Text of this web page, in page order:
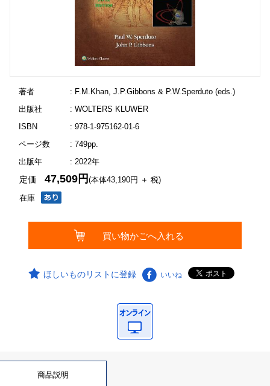
著者
: F.M.Khan, J.P.Gibbons & P.W.Sperduto (eds.)
出版社
: WOLTERS KLUWER
ISBN
: 978-1-975162-01-6
ページ数
: 749pp.
出版年
: 2022年
在庫
定価47,509円(本体43,190円 ＋ 税)
ほしいものリストに登録 いいね
商品説明